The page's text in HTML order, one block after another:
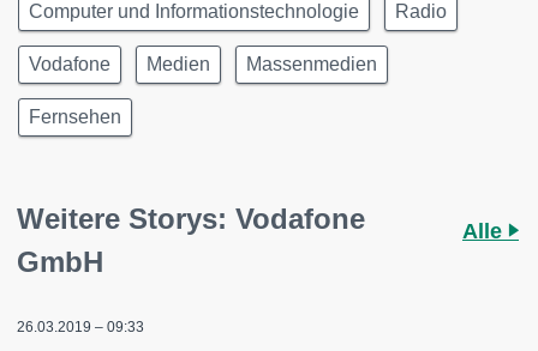
Computer und Informationstechnologie Radio
Vodafone Medien Massenmedien
Fernsehen
Weitere Storys: Vodafone
GmbH
Alle
26.03.2019 – 09:33